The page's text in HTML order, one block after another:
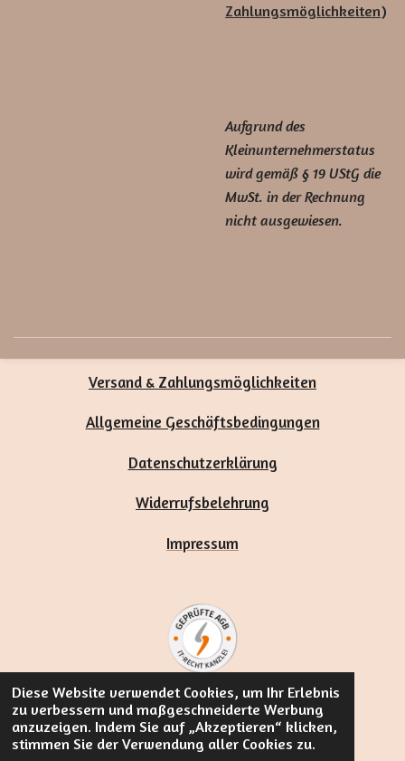
Diese Website verwendet Cookies, um Ihr Erlebnis
zu verbessern und maßgeschneiderte Werbung
anzuzeigen. Indem Sie auf „Akzeptieren“ klicken,
stimmen Sie der Verwendung aller Cookies zu.
Zahlungsmöglichkeiten)
Aufgrund des
Kleinunternehmerstatus
wird gemäß § 19 UStG die
MwSt. in der Rechnung
nicht ausgewiesen.
Versand & Zahlungsmöglichkeiten
Allgemeine Geschäftsbedingungen
Datenschutzerklärung
Widerrufsbelehrung
Impressum
Vertrag widerrufen
© 2025 - 2026 Miris Mantra - handgefertigte Edelstein